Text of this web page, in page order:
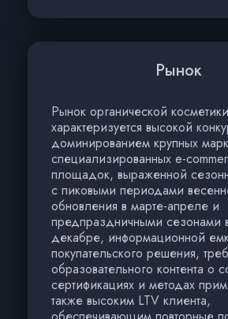
Рынок
Рынок органической
характеризуется высокой
доминированием крупных
специализированных e-
площадок, выраженной
с пиковыми периодами
обновления в марте-апреле и
предпраздничными сезонами
декабре, информационной
покупательского решения,
образовательного контента о
сертификациях и методах
также высоким LTV клиента,